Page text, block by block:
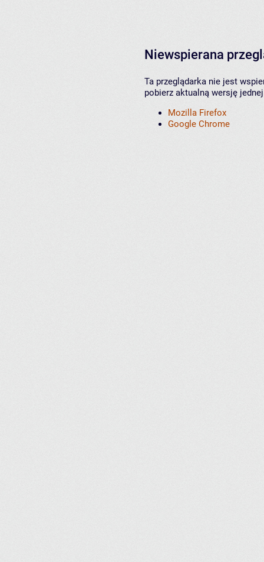
Niewspierana
Ta przeglądarka nie jest
pobierz aktualną wersję
Mozilla Firefox
Google Chrome